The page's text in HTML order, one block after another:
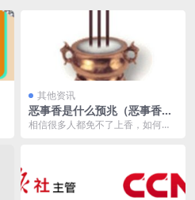
其他资讯
恶事香是什么预兆（恶事香的
含义）
相信很多人都免不了上香，如何从